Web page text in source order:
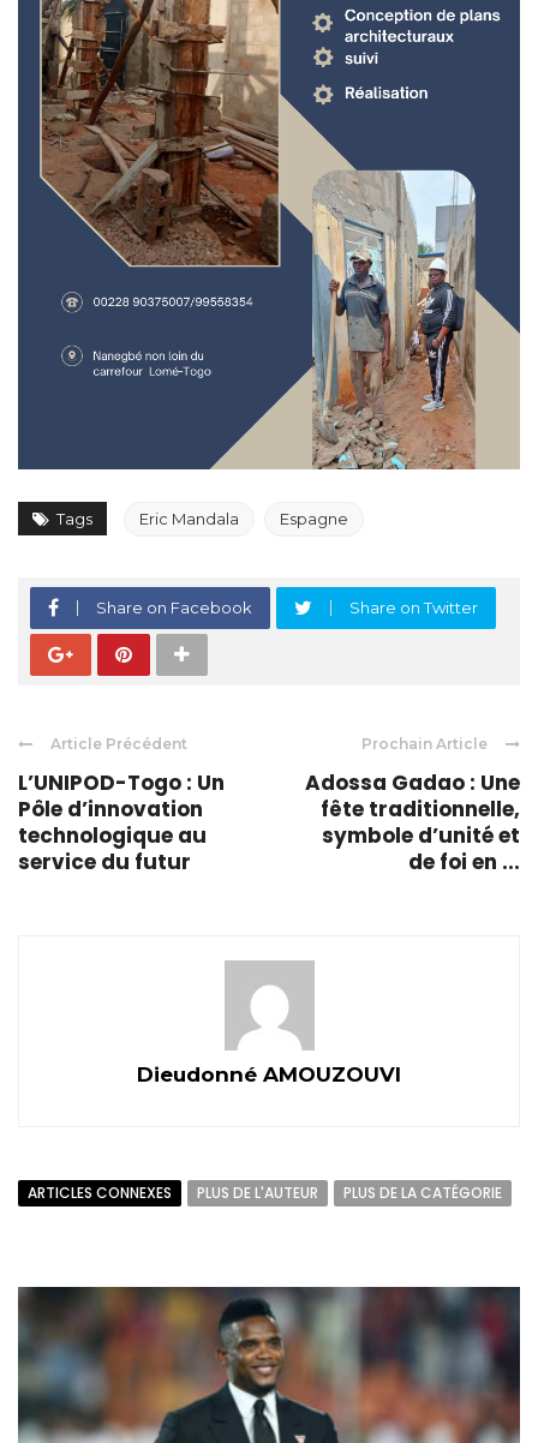
Tags Eric Mandala Espagne
Share on Facebook Share on Twitter
Article Précédent
L’UNIPOD-Togo : Un
Pôle d’innovation
technologique au
service du futur
Prochain Article
Adossa Gadao : Une
fête traditionnelle,
symbole d’unité et
de foi en ...
Dieudonné AMOUZOUVI
ARTICLES CONNEXES PLUS DE L'AUTEUR PLUS DE LA CATÉGORIE